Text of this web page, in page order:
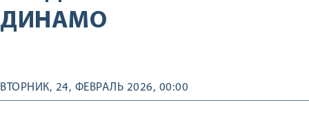
ДИНАМО
ВТОРНИК, 24, ФЕВРАЛЬ 2026, 00:00